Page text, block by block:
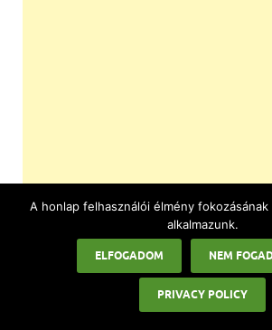
A honlap felhasználói élmény
alkalmazunk.
ELFOGADOM NEM
PRIVACY POLICY